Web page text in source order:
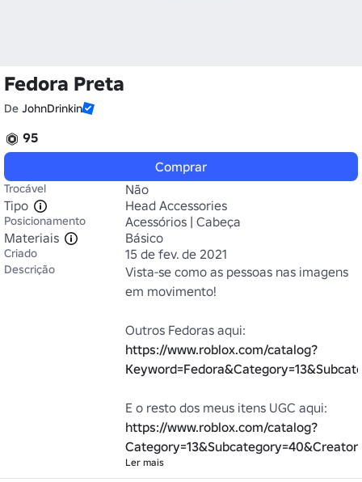
Fedora Preta
De JohnDrinkin
95
Comprar
Trocável
Não
Tipo
Head Accessories
Posicionamento
Acessórios | Cabeça
Materiais
Básico
Criado 15 de fev. de 2021
Descrição
Vista-se como as pessoas nas imagens
em movimento!
https://www.roblox.com/catalog?
https://www.roblox.com/catalog?
Ler mais